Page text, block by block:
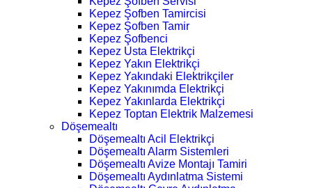
Kepez Şofben Tamircisi
Kepez Şofben Tamir
Kepez Şofbenci
Kepez Usta Elektrikçi
Kepez Yakın Elektrikçi
Kepez Yakındaki Elektrikçiler
Kepez Yakınımda Elektrikçi
Kepez Yakınlarda Elektrikçi
Kepez Toptan Elektrik Malzemesi
Döşemealtı
Döşemealtı Acil Elektrikçi
Döşemealtı Alarm Sistemleri
Döşemealtı Avize Montajı Tamiri
Döşemealtı Aydınlatma Sistemi